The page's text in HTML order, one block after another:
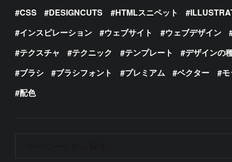
CSS DESIGNCUTS HTMLスニペット
インスピレーション
ウェブサイト ウェブデザイン
テクスチャ
テクニック テンプレート デザインの
ブラシ
ブラシフォント プレミアム ベクター モ
配色